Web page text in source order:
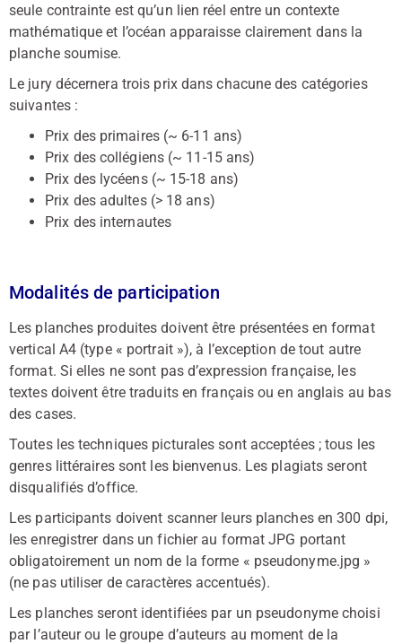
seule contrainte est qu’un lien réel entre un contexte
mathématique et l’océan apparaisse clairement dans la
planche soumise.
Le jury décernera trois prix dans chacune des catégories
suivantes :
Prix des primaires (~ 6-11 ans)
Prix des collégiens (~ 11-15 ans)
Prix des lycéens (~ 15-18 ans)
Prix des adultes (> 18 ans)
Prix des internautes
Modalités de participation
Les planches produites doivent être présentées en format
vertical A4 (type « portrait »), à l’exception de tout autre
format. Si elles ne sont pas d’expression française, les
textes doivent être traduits en français ou en anglais au bas
des cases.
Toutes les techniques picturales sont acceptées ; tous les
genres littéraires sont les bienvenus. Les plagiats seront
disqualifiés d’office.
Les participants doivent scanner leurs planches en 300 dpi,
les enregistrer dans un fichier au format JPG portant
obligatoirement un nom de la forme « pseudonyme.jpg »
(ne pas utiliser de caractères accentués).
Les planches seront identifiées par un pseudonyme choisi
par l’auteur ou le groupe d’auteurs au moment de la